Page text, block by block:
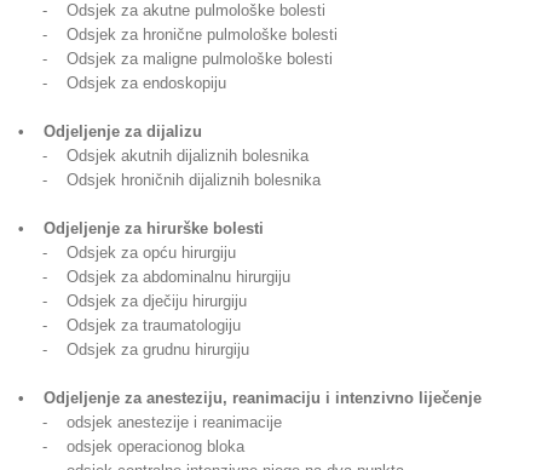
- Odsjek za akutne pulmološke bolesti
- Odsjek za hronične pulmološke bolesti
- Odsjek za maligne pulmološke bolesti
- Odsjek za endoskopiju
• Odjeljenje za dijalizu
- Odsjek akutnih dijaliznih bolesnika
- Odsjek hroničnih dijaliznih bolesnika
• Odjeljenje za hirurške bolesti
- Odsjek za opću hirurgiju
- Odsjek za abdominalnu hirurgiju
- Odsjek za dječiju hirurgiju
- Odsjek za traumatologiju
- Odsjek za grudnu hirurgiju
• Odjeljenje za anesteziju, reanimaciju i intenzivno liječenje
- odsjek anestezije i reanimacije
- odsjek operacionog bloka